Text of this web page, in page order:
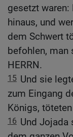
gesetzt waren:
hinaus, und
dem Schwert
befohlen, man
HERRN.
15 Und sie
zum Eingang
Königs,
16 Und Jojada